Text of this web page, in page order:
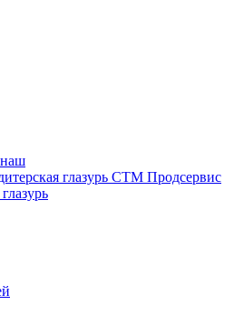
глазурь СТМ Продсервис